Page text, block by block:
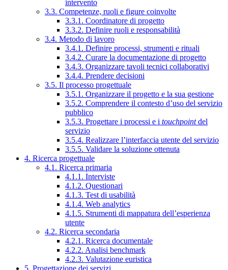
intervento
3.3. Competenze, ruoli e figure coinvolte
3.3.1. Coordinatore di progetto
3.3.2. Definire ruoli e responsabilità
3.4. Metodo di lavoro
3.4.1. Definire processi, strumenti e rituali
3.4.2. Curare la documentazione di progetto
3.4.3. Organizzare tavoli tecnici collaborativi
3.4.4. Prendere decisioni
3.5. Il processo progettuale
3.5.1. Organizzare il progetto e la sua gestione
3.5.2. Comprendere il contesto d’uso del servizio
pubblico
3.5.3. Progettare i processi e i touchpointdel
servizio
3.5.4. Realizzare l’interfaccia utente del servizio
3.5.5. Validare la soluzione ottenuta
4. Ricerca progettuale
4.1. Ricerca primaria
4.1.1. Interviste
4.1.2. Questionari
4.1.3. Test di usabilità
4.1.4. Web analytics
4.1.5. Strumenti di mappatura dell’esperienza
utente
4.2. Ricerca secondaria
4.2.1. Ricerca documentale
4.2.2. Analisi benchmark
4.2.3. Valutazione euristica
5. Progettazione dei servizi